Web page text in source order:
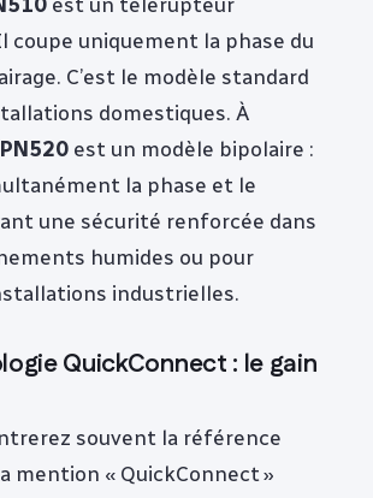
coupe uniquement la phase du
C’est le modèle standard
domestiques. À
est un modèle bipolaire :
la phase et le
une sécurité renforcée dans
humides ou pour
industrielles.
QuickConnect : le gain
souvent la référence
mention « QuickConnect »